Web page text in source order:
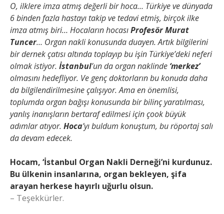
O, ilklere imza atmış değerli bir hoca… Türkiye ve dünyada
6 binden fazla hastayı takip ve tedavi etmiş, birçok ilke
imza atmış biri… Hocaların hocasıProfesör Murat
Tuncer… Organ nakli konusunda duayen. Artık bilgilerini
bir dernek çatısı altında toplayıp bu işin Türkiye’deki neferi
olmak istiyor. İstanbul’un da organ naklinde ‘merkez’
olmasını hedefliyor. Ve genç doktorların bu konuda daha
da bilgilendirilmesine çalışıyor. Ama en önemlisi,
toplumda organ bağışı konusunda bir bilinç yaratılması,
yanlış inanışların bertaraf edilmesi için çook büyük
adımlar atıyor. Hoca’yı buldum konuştum, bu röportaj salı
da devam edecek.
Hocam, ‘İstanbul Organ Nakli Derneği’ni kurdunuz.
Bu ülkenin insanlarına, organ bekleyen, şifa
arayan herkese hayırlı uğurlu olsun.
– Teşekkürler.